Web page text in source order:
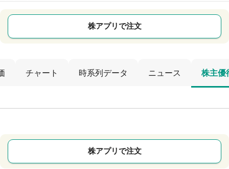
株アプリで注文
チャート 時系列データ ニュース 株主優
株アプリで注文